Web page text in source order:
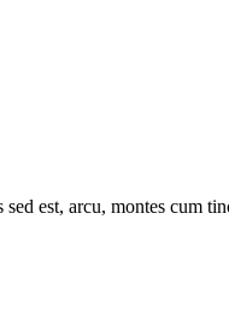
est, arcu, montes cum